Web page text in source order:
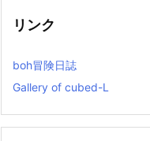
リンク
boh冒険日誌
Gallery of cubed-L